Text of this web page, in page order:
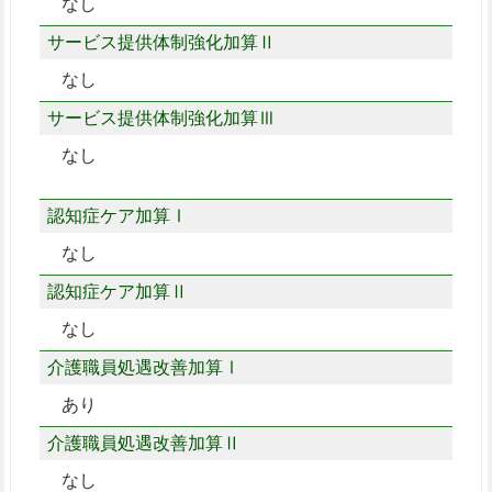
サービス提供体制強化加算Ⅱ
なし
サービス提供体制強化加算Ⅲ
なし
認知症ケア加算Ⅰ
なし
認知症ケア加算Ⅱ
なし
介護職員処遇改善加算Ⅰ
あり
介護職員処遇改善加算Ⅱ
なし